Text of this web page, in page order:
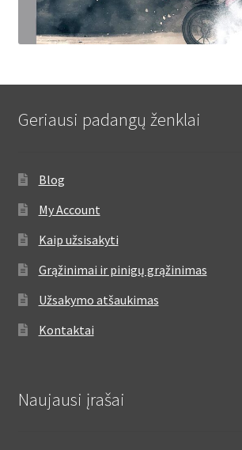
Geriausi padangų ženklai
Blog
My Account
Kaip užsisakyti
Grąžinimai ir pinigų grąžinimas
Užsakymo atšaukimas
Kontaktai
Naujausi įrašai